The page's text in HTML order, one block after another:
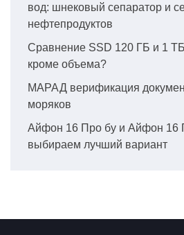
вод: шнековый сепаратор и
нефтепродуктов
Сравнение SSD 120 ГБ и 1
кроме объема?
МАРАД верификация
моряков
Айфон 16 Про бу и Айфон 16
выбираем лучший вариант